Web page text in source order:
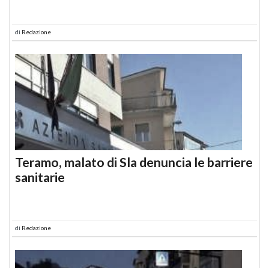
di Redazione
Teramo, malato di Sla denuncia le barriere
sanitarie
di Redazione